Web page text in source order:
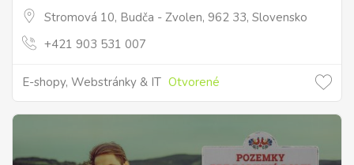
Stromová 10, Budča - Zvolen, 962 33, Slovensko
+421 903 531 007
E-shopy, Webstránky & IT Otvorené